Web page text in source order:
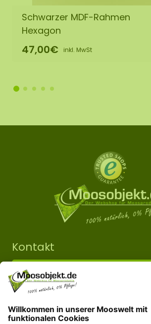
Schwarzer MDF-Rahmen
Hexagon
47,00€ inkl. MwSt
Kontakt
info@moosobjekt.de